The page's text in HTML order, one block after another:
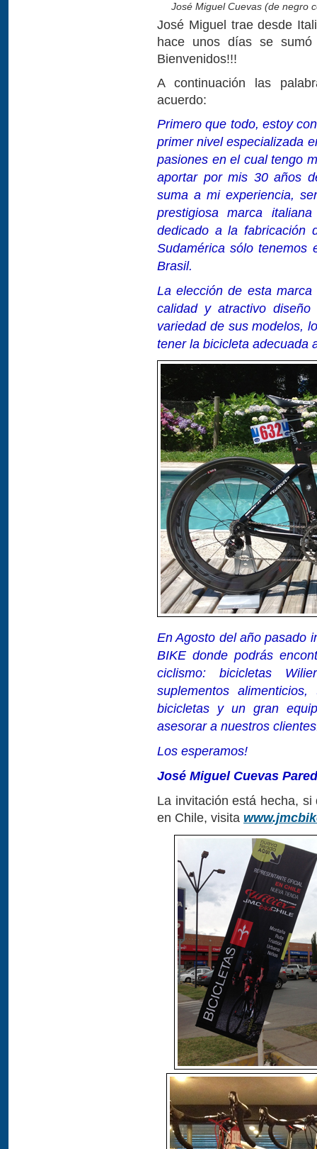
José Miguel Cuevas (de negro
José Miguel trae desde
hace unos días se
Bienvenidos!!!
A continuación las
acuerdo:
Primero que todo, estoy
primer nivel especializada
pasiones en el cual tengo
aportar por mis 30 años
suma a mi experiencia,
prestigiosa marca
dedicado a la fabricación
Sudamérica sólo tenemos
Brasil.
La elección de esta
calidad y atractivo
variedad de sus modelos,
tener la bicicleta adecuada
En Agosto del año pasado
BIKE donde podrás
ciclismo: bicicletas
suplementos
bicicletas y un gran
asesorar a nuestros
Los esperamos!
José Miguel Cuevas
La invitación está hecha,
en Chile, visita